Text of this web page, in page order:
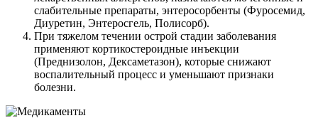
слабительные препараты, энтеросорбенты (Фуросемид,
Диуретин, Энтеросгель, Полисорб).
При тяжелом течении острой стадии заболевания
применяют кортикостероидные инъекции
(Преднизолон, Дексаметазон), которые снижают
воспалительный процесс и уменьшают признаки
болезни.